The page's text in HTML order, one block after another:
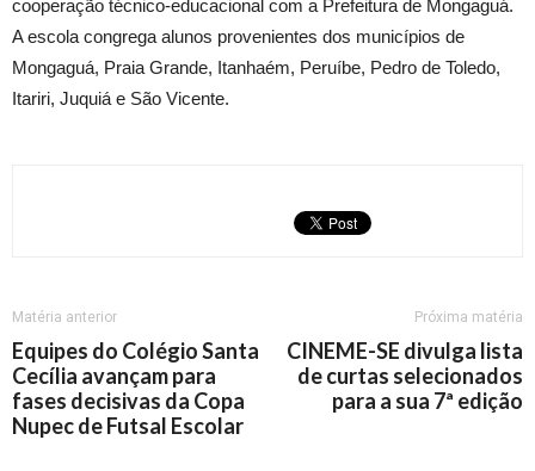
cooperação técnico-educacional com a Prefeitura de Mongaguá.
A escola congrega alunos provenientes dos municípios de
Mongaguá, Praia Grande, Itanhaém, Peruíbe, Pedro de Toledo,
Itariri, Juquiá e São Vicente.
Matéria anterior
Equipes do Colégio Santa
Cecília avançam para
fases decisivas da Copa
Nupec de Futsal Escolar
Próxima matéria
CINEME-SE divulga lista
de curtas selecionados
para a sua 7ª edição